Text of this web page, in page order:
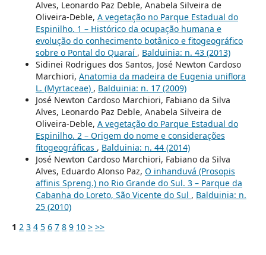
Alves, Leonardo Paz Deble, Anabela Silveira de
Oliveira-Deble, A vegetação no Parque Estadual do
Espinilho. 1 – Histórico da ocupação humana e
evolução do conhecimento botânico e fitogeográfico
sobre o Pontal do Quaraí , Balduinia: n. 43 (2013)
Sidinei Rodrigues dos Santos, José Newton Cardoso
Marchiori, Anatomia da madeira de Eugenia uniflora
L. (Myrtaceae) , Balduinia: n. 17 (2009)
José Newton Cardoso Marchiori, Fabiano da Silva
Alves, Leonardo Paz Deble, Anabela Silveira de
Oliveira-Deble, A vegetação do Parque Estadual do
Espinilho. 2 – Origem do nome e considerações
fitogeográficas , Balduinia: n. 44 (2014)
José Newton Cardoso Marchiori, Fabiano da Silva
Alves, Eduardo Alonso Paz, O inhanduvá (Prosopis
affinis Spreng.) no Rio Grande do Sul. 3 – Parque da
Cabanha do Loreto, São Vicente do Sul , Balduinia: n.
25 (2010)
1 2 3 4 5 6 7 8 9 10 > >>